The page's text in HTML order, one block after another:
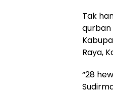
Tak
qurban
Raya,
“28